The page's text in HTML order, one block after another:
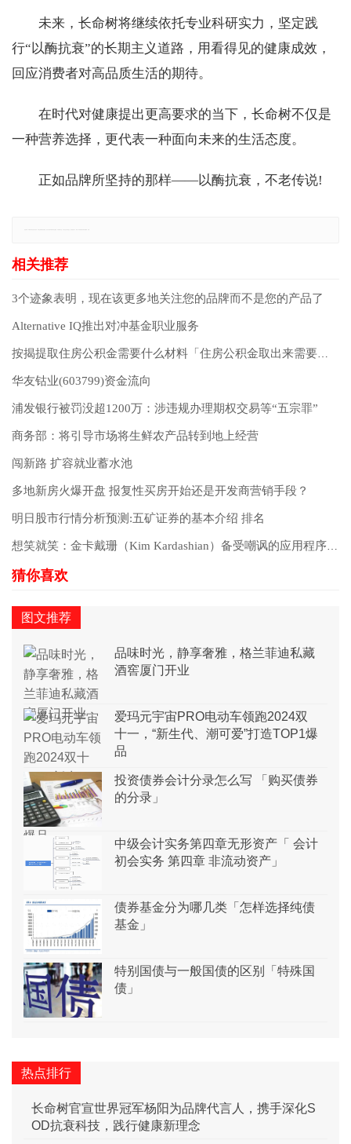
未来，长命树将继续依托专业科研实力，坚定践
行“以酶抗衰”的长期主义道路，用看得见的健康成效，
回应消费者对高品质生活的期待。
在时代对健康提出更高要求的当下，长命树不仅是
一种营养选择，更代表一种面向未来的生活态度。
正如品牌所坚持的那样——以酶抗衰，不老传说!
3个迹象表明，现在该更多地关注您的品牌而不是您的产品了
Alternative IQ推出对冲基金职业服务
按揭提取住房公积金需要什么材料「住房公积金取出来需要什么材料」
华友钴业(603799)资金流向
浦发银行被罚没超1200万：涉违规办理期权交易等“五宗罪”
商务部：将引导市场将生鲜农产品转到地上经营
闯新路 扩容就业蓄水池
多地新房火爆开盘 报复性买房开始还是开发商营销手段？
明日股市行情分析预测:五矿证券的基本介绍 排名
想笑就笑：金卡戴珊（Kim Kardashian）备受嘲讽的应用程序的销量非常可观
图文推荐
品味时光，静享奢雅，格兰菲迪私藏
酒窖厦门开业
爱玛元宇宙PRO电动车领跑2024双
十一，“新生代、潮可爱”打造TOP1爆
品
投资债券会计分录怎么写 「购买债券
的分录」
中级会计实务第四章无形资产「 会计
初会实务 第四章 非流动资产」
债券基金分为哪几类「怎样选择纯债
基金」
特别国债与一般国债的区别「特殊国
债」
热点排行
长命树官宣世界冠军杨阳为品牌代言人，携手深化S
OD抗衰科技，践行健康新理念